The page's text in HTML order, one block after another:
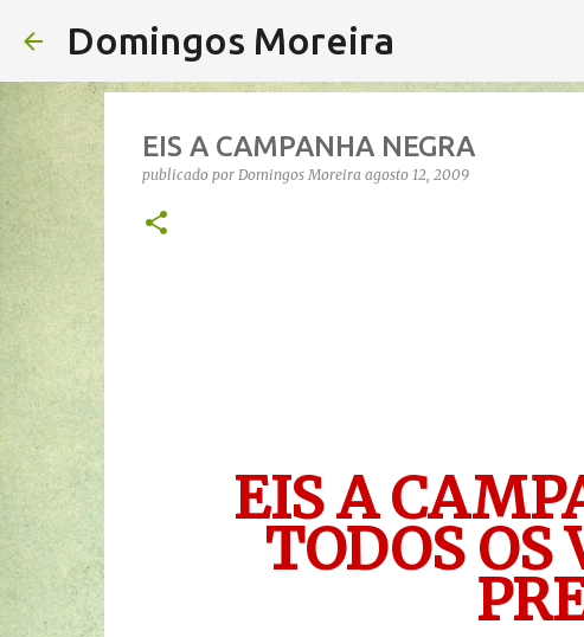
Domingos Moreira
EIS A CAMPANHA NEGRA
publicado por Domingos Moreira agosto 12, 2009
EIS A
TODOS OS